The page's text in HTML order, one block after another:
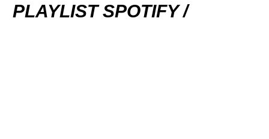
PLAYLIST SPOTIFY /